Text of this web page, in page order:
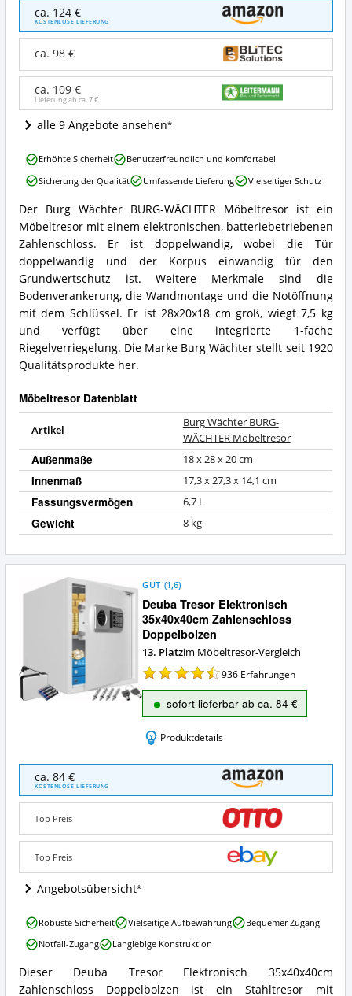
Wächter
BURG-
WÄCHTER
Möbeltresor
Angebote:
dieser
Möbeltresor
ca. 124 €
KOSTENLOSE LIEFERUNG
ca. 98 €
ca. 109 €
Lieferung ab ca.7 €
alle 9 Angebote ansehen
Burg
Wächter
BURG-
WÄCHTER
Möbeltresor
Zusammenfassung:
Was
bietet
dieser
Möbeltresor?
Der Burg Wächter BURG-WÄCHTER Möbeltresor ist ein
Möbeltresor mit einem elektronischen, batteriebetriebenen
Zahlenschloss. Er ist doppelwandig, wobei die Tür
doppelwandig und der Korpus einwandig für den
Grundwertschutz ist. Weitere Merkmale sind die
Bodenverankerung, die Wandmontage und die Notöffnung
mit dem Schlüssel. Er ist 28x20x18 cm groß, wiegt 7,5 kg
und verfügt über eine integrierte 1-fache
Riegelverriegelung. Die Marke Burg Wächter stellt seit 1920
Qualitätsprodukte her.
Möbeltresor Datenblatt
Artikel
Burg Wächter BURG-
WÄCHTER Möbeltresor
Außenmaße 18 x 28 x 20 cm
Innenmaß 17,3 x 27,3 x 14,1 cm
Fassungsvermögen 6,7 L
Gewicht 8 kg
Burg
Wächter
BURG-
Möbeltresor
Vorteile:
Was
spricht
für
diesen
Möbeltresor?
Erhöhte Sicherheit
Benutzerfreundlich und komfortabel
Sicherung der Qualität
Umfassende Lieferung Vielseitiger Schutz
Deuba Tresor Elektronisch
35x40x40cm Zahlenschloss
Doppelbolzen
GUT (1,6)
13. Platzim Möbeltresor-Vergleich
936 Erfahrungen
sofort lieferbar ab ca. 84 €
Produktdetails
Deuba
Tresor
Elektronisch
35x40x40cm
Zahlenschloss
Doppelbolzen
Angebote:
Wo
ist
dieser
erhältlich?
ca. 84 €
KOSTENLOSE LIEFERUNG
Top Preis
Top Preis
Angebotsübersicht
Deuba
Tresor
Dieser Deuba Tresor Elektronisch 35x40x40cm
Zahlenschloss Doppelbolzen ist ein Stahltresor mit
Deuba
Tresor
Elektronisch
Zahlenschloss
Doppelbolzen
Robuste Sicherheit Vielseitige Aufbewahrung
Bequemer Zugang
Notfall-Zugang
Langlebige Konstruktion